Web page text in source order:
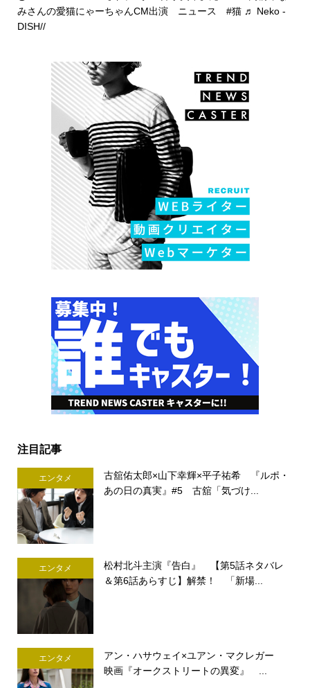
みさんの愛猫にゃーちゃんCM出演 ニュース #猫 ♬ Neko -
DISH//
注目記事
エンタメ
古舘佑太郎×山下幸輝×平子祐希 『ルポ・
あの日の真実』#5 古舘「気づけ...
エンタメ
松村北斗主演『告白』 【第5話ネタバレ
＆第6話あらすじ】解禁！ 「新場...
エンタメ
アン・ハサウェイ×ユアン・マクレガー
映画『オークストリートの異変』 ...